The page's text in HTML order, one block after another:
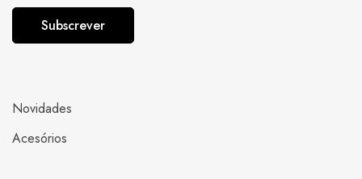
Subscrever
Novidades
Acesórios